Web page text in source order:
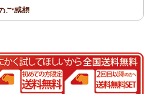
紹介します
名 M―Z
ご紹介します
名 M―Z
≪数量限定で再販決定！≫
ご感想
セントになります。軽くて丈夫なので
ンセンスへのご感想
い皮の柑橘系の様な香りと木の様な形
言えない香りです。